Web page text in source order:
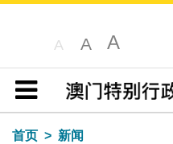
A A A
目录
首页
新闻